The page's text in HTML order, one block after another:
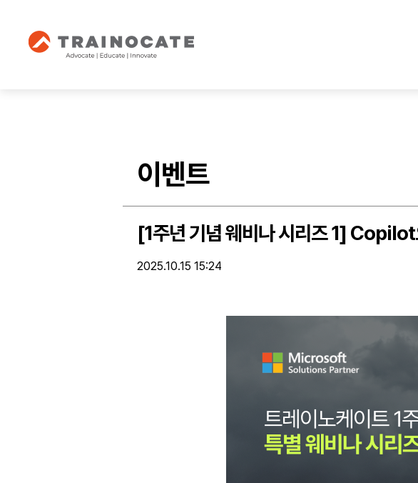
이벤트
[1주년 기념 웨비나 시리즈 1]
2025.10.15 15:24